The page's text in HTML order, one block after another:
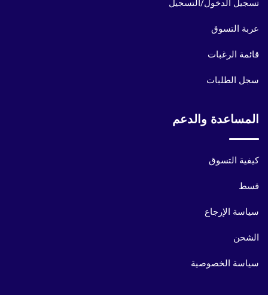
تسجيل الدخول/التسجيل
عربة التسوق
قائمة الرغبات
سجل الطلبات
المساعدة والدعم
كيفية التسوق
قسط
سياسة الإرجاع
الشحن
سياسة الخصوصية